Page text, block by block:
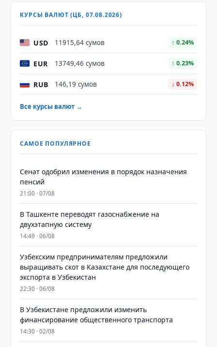
КУРСЫ ВАЛЮТ (ЦБ, 07.08.2026)
USD 11915,64 сумов ↑ 0.24%
EUR 13749,46 сумов ↑ 0.23%
RUB 146,19 сумов ↓ 0.12%
Все курсы валют →
САМОЕ ПОПУЛЯРНОЕ
Сенат одобрил изменения в порядок назначения
пенсий
21:00 · 07/08
В Ташкенте переводят газоснабжение на
двухэтапную систему
14:49 · 06/08
Узбекским предпринимателям предложили
выращивать скот в Казахстане для последующего
экспорта в Узбекистан
22:30 · 06/08
В Узбекистане предложили изменить
финансирование общественного транспорта
14:30 · 02/08